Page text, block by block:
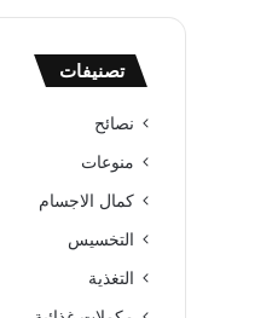
د
إ
ت
و
ن
تصنيفات
نصائح
منوعات
كمال الاجسام
التخسيس
التغذية